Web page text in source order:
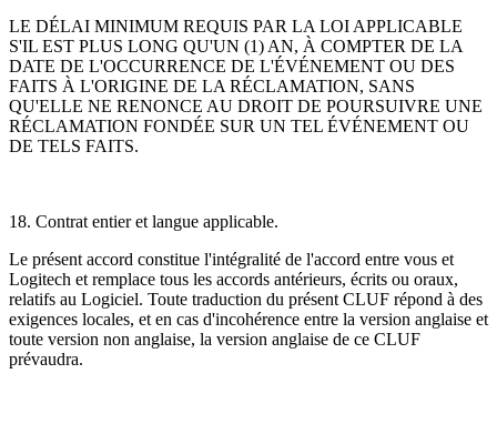
LE DÉLAI MINIMUM REQUIS PAR LA LOI APPLICABLE
S'IL EST PLUS LONG QU'UN (1) AN, À COMPTER DE LA
DATE DE L'OCCURRENCE DE L'ÉVÉNEMENT OU DES
FAITS À L'ORIGINE DE LA RÉCLAMATION, SANS
QU'ELLE NE RENONCE AU DROIT DE POURSUIVRE UNE
RÉCLAMATION FONDÉE SUR UN TEL ÉVÉNEMENT OU
DE TELS FAITS.
18. Contrat entier et langue applicable.
Le présent accord constitue l'intégralité de l'accord entre vous et
Logitech et remplace tous les accords antérieurs, écrits ou oraux,
relatifs au Logiciel. Toute traduction du présent CLUF répond à des
exigences locales, et en cas d'incohérence entre la version anglaise et
toute version non anglaise, la version anglaise de ce CLUF
prévaudra.